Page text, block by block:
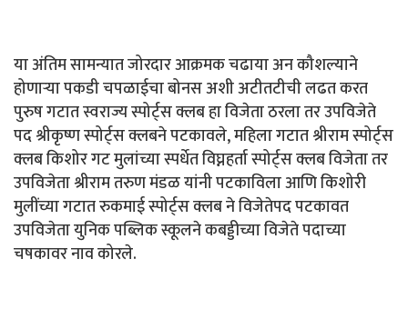
या अंतिम सामन्यात जोरदार आक्रमक चढाया अन कौशल्याने
होणाऱ्या पकडी चपळाईचा बोनस अशी अटीतटीची लढत करत
पुरुष गटात स्वराज्य स्पोर्ट्स क्लब हा विजेता ठरला तर उपविजेते
पद श्रीकृष्ण स्पोर्ट्स क्लबने पटकावले, महिला गटात श्रीराम स्पोर्ट्स
क्लब किशोर गट मुलांच्या स्पर्धेत विघ्नहर्ता स्पोर्ट्स क्लब विजेता तर
उपविजेता श्रीराम तरुण मंडळ यांनी पटकाविला आणि किशोरी
मुलींच्या गटात रुकमाई स्पोर्ट्स क्लब ने विजेतेपद पटकावत
उपविजेता युनिक पब्लिक स्कूलने कबड्डीच्या विजेते पदाच्या
चषकावर नाव कोरले.